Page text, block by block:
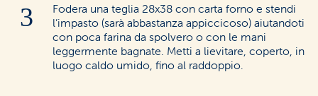
Fodera una teglia 28x38 con carta forno e stendi
l’impasto (sarà abbastanza appiccicoso) aiutandoti
con poca farina da spolvero o con le mani
leggermente bagnate. Metti a lievitare, coperto, in
luogo caldo umido, fino al raddoppio.